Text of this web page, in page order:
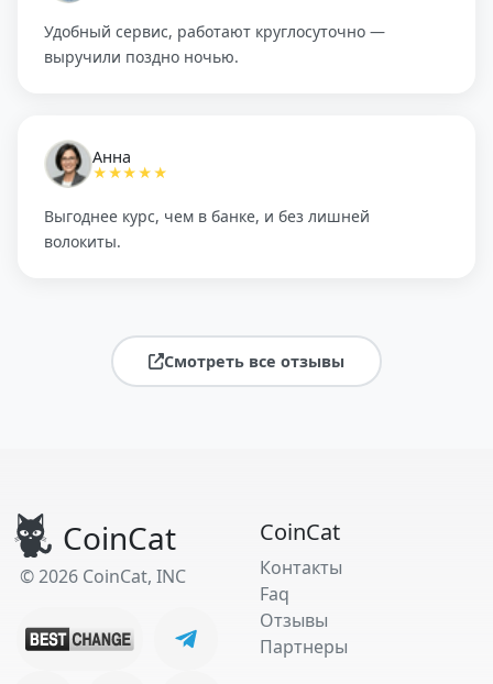
Удобный сервис, работают круглосуточно —
выручили поздно ночью.
Анна
★★★★★
Выгоднее курс, чем в банке, и без лишней
волокиты.
Смотреть все отзывы
CoinCat
© 2026 CoinCat, INC
CoinCat
Контакты
Faq
Отзывы
Партнеры